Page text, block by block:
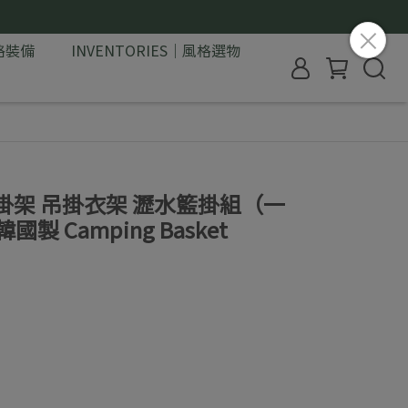
裝備
INVENTORIES｜風格選物
架 吊掛衣架 瀝水籃掛組（一
國製 Camping Basket